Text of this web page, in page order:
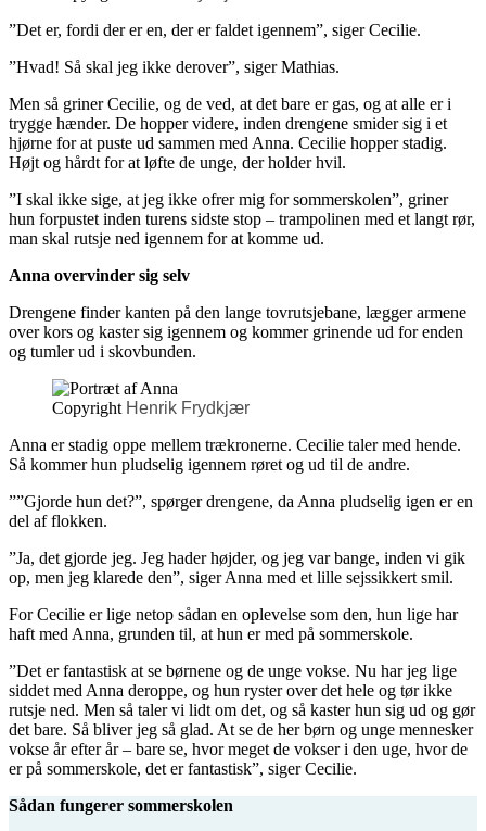
”Det er, fordi der er en, der er faldet igennem”, siger Cecilie.
”Hvad! Så skal jeg ikke derover”, siger Mathias.
Men så griner Cecilie, og de ved, at det bare er gas, og at alle er i
trygge hænder. De hopper videre, inden drengene smider sig i et
hjørne for at puste ud sammen med Anna. Cecilie hopper stadig.
Højt og hårdt for at løfte de unge, der holder hvil.
”I skal ikke sige, at jeg ikke ofrer mig for sommerskolen”, griner
hun forpustet inden turens sidste stop – trampolinen med et langt rør,
man skal rutsje ned igennem for at komme ud.
Anna overvinder sig selv
Drengene finder kanten på den lange tovrutsjebane, lægger armene
over kors og kaster sig igennem og kommer grinende ud for enden
og tumler ud i skovbunden.
Copyright Henrik Frydkjær
Anna er stadig oppe mellem trækronerne. Cecilie taler med hende.
Så kommer hun pludselig igennem røret og ud til de andre.
””Gjorde hun det?”, spørger drengene, da Anna pludselig igen er en
del af flokken.
”Ja, det gjorde jeg. Jeg hader højder, og jeg var bange, inden vi gik
op, men jeg klarede den”, siger Anna med et lille sejssikkert smil.
For Cecilie er lige netop sådan en oplevelse som den, hun lige har
haft med Anna, grunden til, at hun er med på sommerskole.
”Det er fantastisk at se børnene og de unge vokse. Nu har jeg lige
siddet med Anna deroppe, og hun ryster over det hele og tør ikke
rutsje ned. Men så taler vi lidt om det, og så kaster hun sig ud og gør
det bare. Så bliver jeg så glad. At se de her børn og unge mennesker
vokse år efter år – bare se, hvor meget de vokser i den uge, hvor de
er på sommerskole, det er fantastisk”, siger Cecilie.
Sådan fungerer sommerskolen